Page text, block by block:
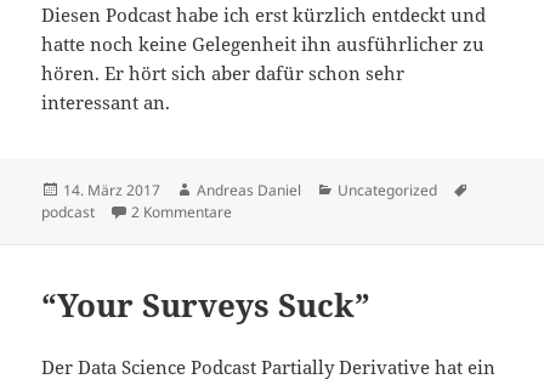
Diesen Podcast habe ich erst kürzlich entdeckt und
hatte noch keine Gelegenheit ihn ausführlicher zu
hören. Er hört sich aber dafür schon sehr
interessant an.
Veröffentlicht
am
14. März 2017 Autor
Andreas Daniel Kategorien
Uncategorized
podcast
2 Kommentare
“Your Surveys Suck”
Der Data Science Podcast Partially Derivative hat ein